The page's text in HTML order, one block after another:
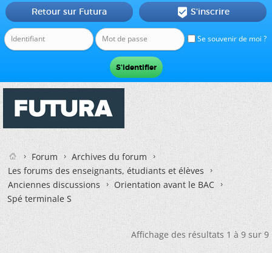
Se souvenir de moi ?
Retour sur Futura  S'inscrire
Forum
Archives du forum
Les forums des enseignants, étudiants et élèves
Anciennes discussions
Orientation avant le BAC
Spé terminale S
Affichage des résultats 1 à 9 sur 9